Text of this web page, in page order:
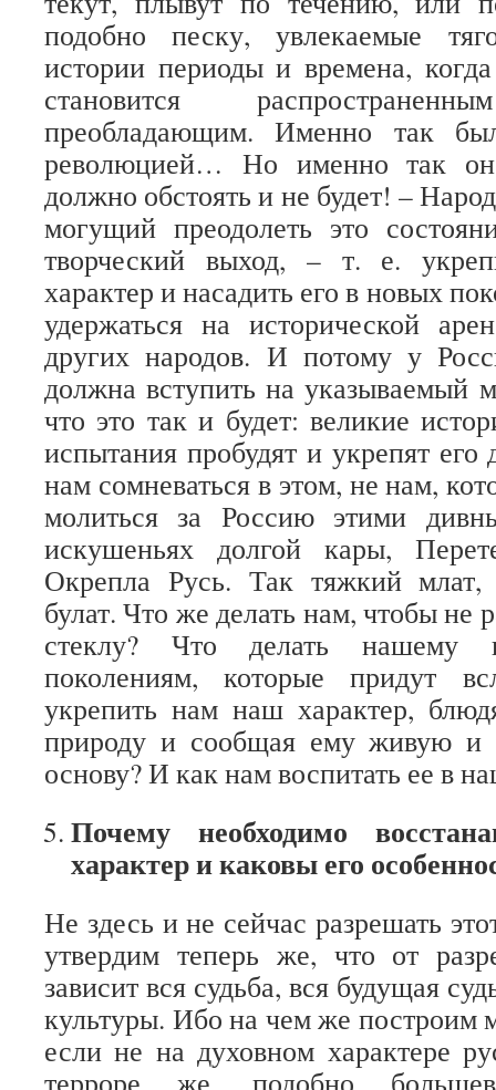
подобно песку, увлекаемые
истории периоды и времена,
становится
преобладающим. Именно так
революцией… Но именно так
должно обстоять и не будет! –
могущий преодолеть это
творческий выход, – т. е.
характер и насадить его в новых
удержаться на исторической
других народов. И потому у
должна вступить на
что это так и будет: великие
испытания пробудят и укрепят
нам сомневаться в этом, не нам,
молиться за Россию этими
искушеньях долгой кары,
Окрепла Русь. Так тяжкий млат,
булат. Что же делать нам, чтобы не
стеклу? Что делать
поколениям, которые придут
укрепить нам наш характер,
природу и сообщая ему живую и
основу? И как нам воспитать ее в
Почему необходимо
характер и каковы его
Не здесь и не сейчас разрешать
утвердим теперь же, что от
зависит вся судьба, вся будущая
культуры. Ибо на чем же построим
если не на духовном характере
терроре же, подобно